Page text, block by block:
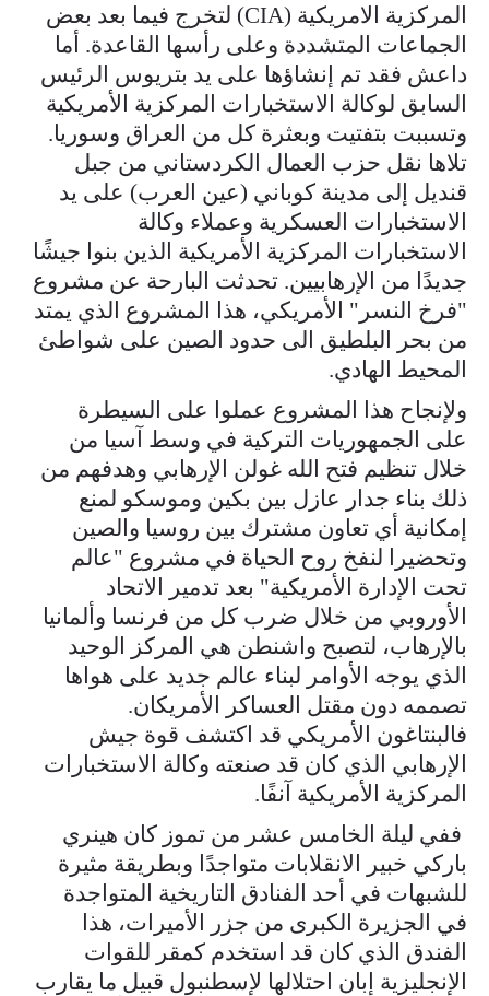
المركزية الامريكية (CIA) لتخرج فيما بعد بعض
الجماعات المتشددة وعلى رأسها القاعدة. أما
داعش فقد تم إنشاؤها على يد بتريوس الرئيس
السابق لوكالة الاستخبارات المركزية الأمريكية
وتسببت بتفتيت وبعثرة كل من العراق وسوريا.
تلاها نقل حزب العمال الكردستاني من جبل
قنديل إلى مدينة كوباني (عين العرب) على يد
الاستخبارات العسكرية وعملاء وكالة
الاستخبارات المركزية الأمريكية الذين بنوا جيشًا
جديدًا من الإرهابيين. تحدثت البارحة عن مشروع
"فرخ النسر" الأمريكي، هذا المشروع الذي يمتد
من بحر البلطيق الى حدود الصين على شواطئ
المحيط الهادي.
ولإنجاح هذا المشروع عملوا على السيطرة
على الجمهوريات التركية في وسط آسيا من
خلال تنظيم فتح الله غولن الإرهابي وهدفهم من
ذلك بناء جدار عازل بين بكين وموسكو لمنع
إمكانية أي تعاون مشترك بين روسيا والصين
وتحضيرا لنفخ روح الحياة في مشروع "عالم
تحت الإدارة الأمريكية" بعد تدمير الاتحاد
الأوروبي من خلال ضرب كل من فرنسا وألمانيا
بالإرهاب، لتصبح واشنطن هي المركز الوحيد
الذي يوجه الأوامر لبناء عالم جديد على هواها
تصممه دون مقتل العساكر الأمريكان.
فالبنتاغون الأمريكي قد اكتشف قوة جيش
الإرهابي الذي كان قد صنعته وكالة الاستخبارات
المركزية الأمريكية آنفًا.
ففي ليلة الخامس عشر من تموز كان هينري
باركي خبير الانقلابات متواجدًا وبطريقة مثيرة
للشبهات في أحد الفنادق التاريخية المتواجدة
في الجزيرة الكبرى من جزر الأميرات، هذا
الفندق الذي كان قد استخدم كمقر للقوات
الإنجليزية إبان احتلالها لإسطنبول قبيل ما يقارب